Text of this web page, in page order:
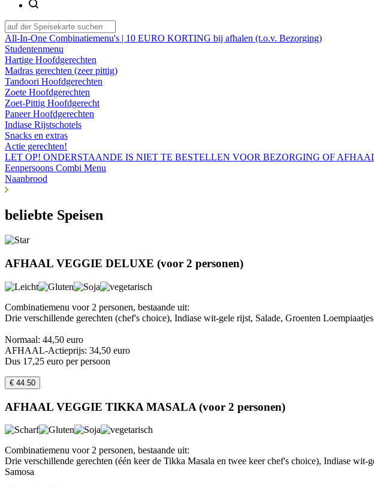
All-In-One Combinatiemenu's | 10 EURO KORTING bij afhalen (t.o.v. Bezorging)
Studentenmenu
Hartige Hoofdgerechten
Madras gerechten (zeer pittig)
Tandoori Hoofdgerechten
Zoete Hoofdgerechten
Zoet-Pittig Hoofdgerecht
Paneer Hoofdgerechten
Indiase Rijstschotels
Snacks en extras
Actie gerechten!
LET OP! ONDERSTAANDE IS NIET TE BESTELLEN VOOR BEZORGING OF
Eenpersoons Combi Menu
Naanbrood
beliebte Speisen
AFHAAL VEGGIE DELUXE (voor 2 personen)
Combinatiemenu voor 2 personen, bestaande uit:
Drie verschillende gerechten (chef's choice), Indiase wit-gele rijst, Salade, Groenten
Normaal: 44,50 euro
AFHAAL-Actieprijs: 34,50 euro
Dus 17,25 euro per persoon
€ 44.50
AFHAAL VEGGIE TIKKA MASALA (voor 2 personen)
Combinatiemenu voor 2 personen, bestaande uit:
Drie verschillende gerechten (één keer de Tikka Masala en twee keer chef's choice), Indiase
Samosa